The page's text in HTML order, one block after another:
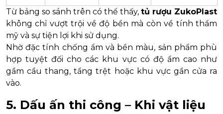
Từ bảng so sánh trên có thể thấy, tủ rượu ZukoPlast
không chỉ vượt trội về độ bền mà còn về tính thẩm
mỹ và sự tiện lợi khi sử dụng.
Nhờ đặc tính chống ẩm và bền màu, sản phẩm phù
hợp tuyệt đối cho các khu vực có độ ẩm cao như
gầm cầu thang, tầng trệt hoặc khu vực gần cửa ra
vào.
5. Dấu ấn thi công – Khi vật liệu